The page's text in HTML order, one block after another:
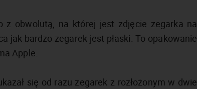
z obwolutą, na której jest zdjęcie zegarka na
jak bardzo zegarek jest płaski. To opakowanie
Apple.
się od razu zegarek z rozłożonym w dwie